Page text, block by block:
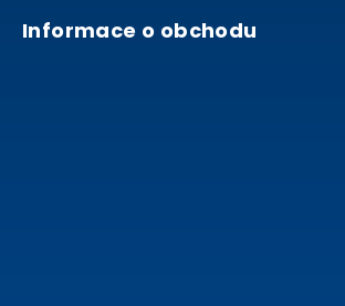
Informace o obchodu